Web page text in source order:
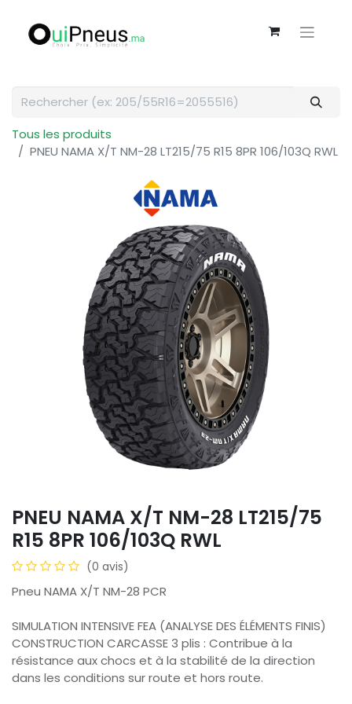
Tous les produits
PNEU NAMA X/T NM-28 LT215/75 R15 8PR 106/103Q RWL
PNEU NAMA X/T NM-28 LT215/75
R15 8PR 106/103Q RWL
(0 avis)
Pneu NAMA X/T NM-28 PCR
SIMULATION INTENSIVE FEA (ANALYSE DES ÉLÉMENTS FINIS)
CONSTRUCTION CARCASSE 3 plis : Contribue à la
résistance aux chocs et à la stabilité de la direction
dans les conditions sur route et hors route.